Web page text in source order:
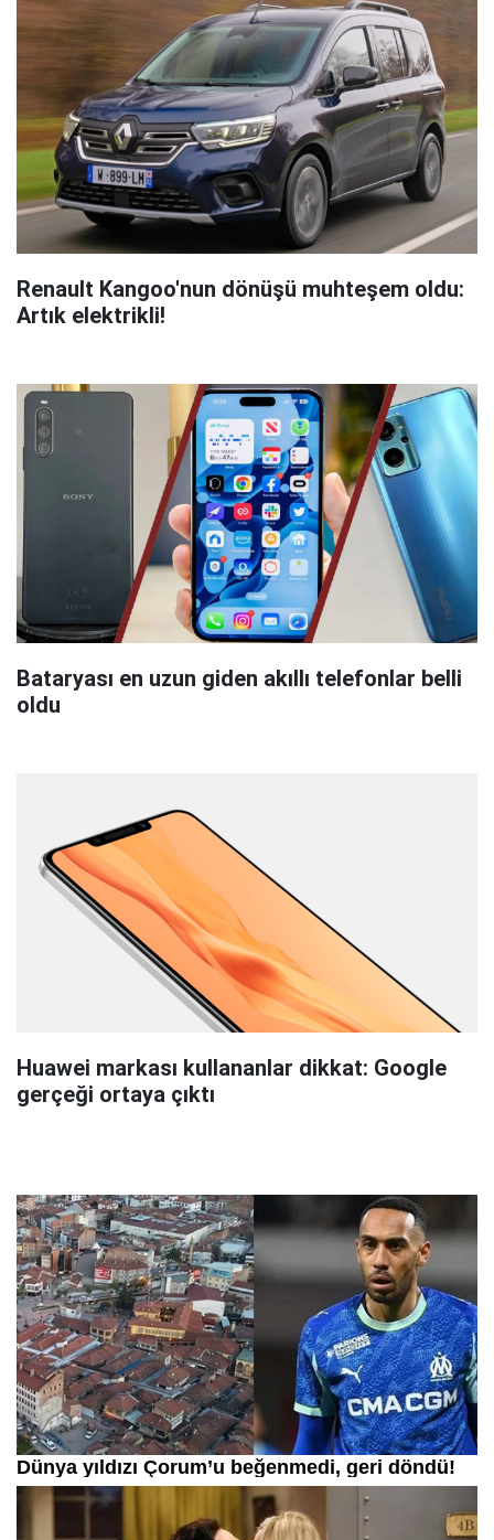
Renault Kangoo'nun dönüşü muhteşem oldu:
Artık elektrikli!
Bataryası en uzun giden akıllı telefonlar belli
oldu
Huawei markası kullananlar dikkat: Google
gerçeği ortaya çıktı